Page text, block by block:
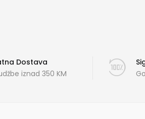
Dostava
iznad 350 KM